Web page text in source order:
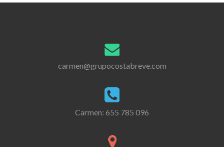
carmen@grupocostabreve.com
Carmen: 655 785 096